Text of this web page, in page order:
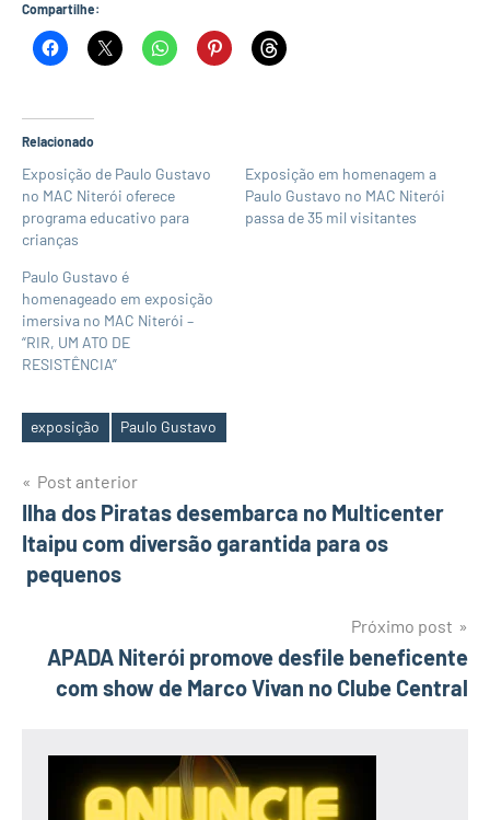
Compartilhe:
Relacionado
Exposição de Paulo Gustavo
no MAC Niterói oferece
programa educativo para
crianças
Exposição em homenagem a
Paulo Gustavo no MAC Niterói
passa de 35 mil visitantes
Paulo Gustavo é
homenageado em exposição
imersiva no MAC Niterói –
“RIR, UM ATO DE
RESISTÊNCIA”
Tags
exposição Paulo Gustavo
Navegação
de
Post
Post anterior
Ilha dos Piratas desembarca no Multicenter
Itaipu com diversão garantida para os
pequenos
Próximo post
APADA Niterói promove desfile beneficente
com show de Marco Vivan no Clube Central